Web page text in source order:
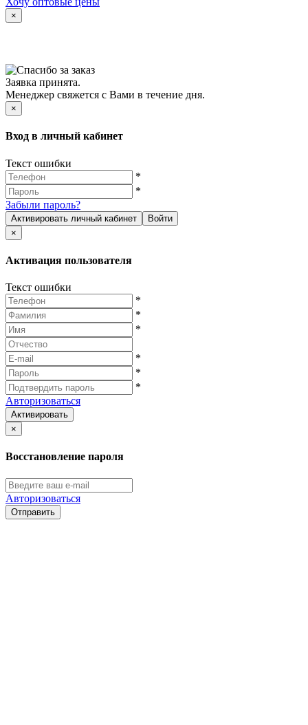
×
Заявка принята.
Менеджер свяжется с Вами в течение дня.
×
Вход в личный кабинет
Текст ошибки
*
*
Забыли пароль?
Активировать личный кабинет
Войти
×
Активация пользователя
Текст ошибки
*
*
*
*
*
*
Авторизоваться
Активировать
×
Восстановление пароля
Авторизоваться
Отправить